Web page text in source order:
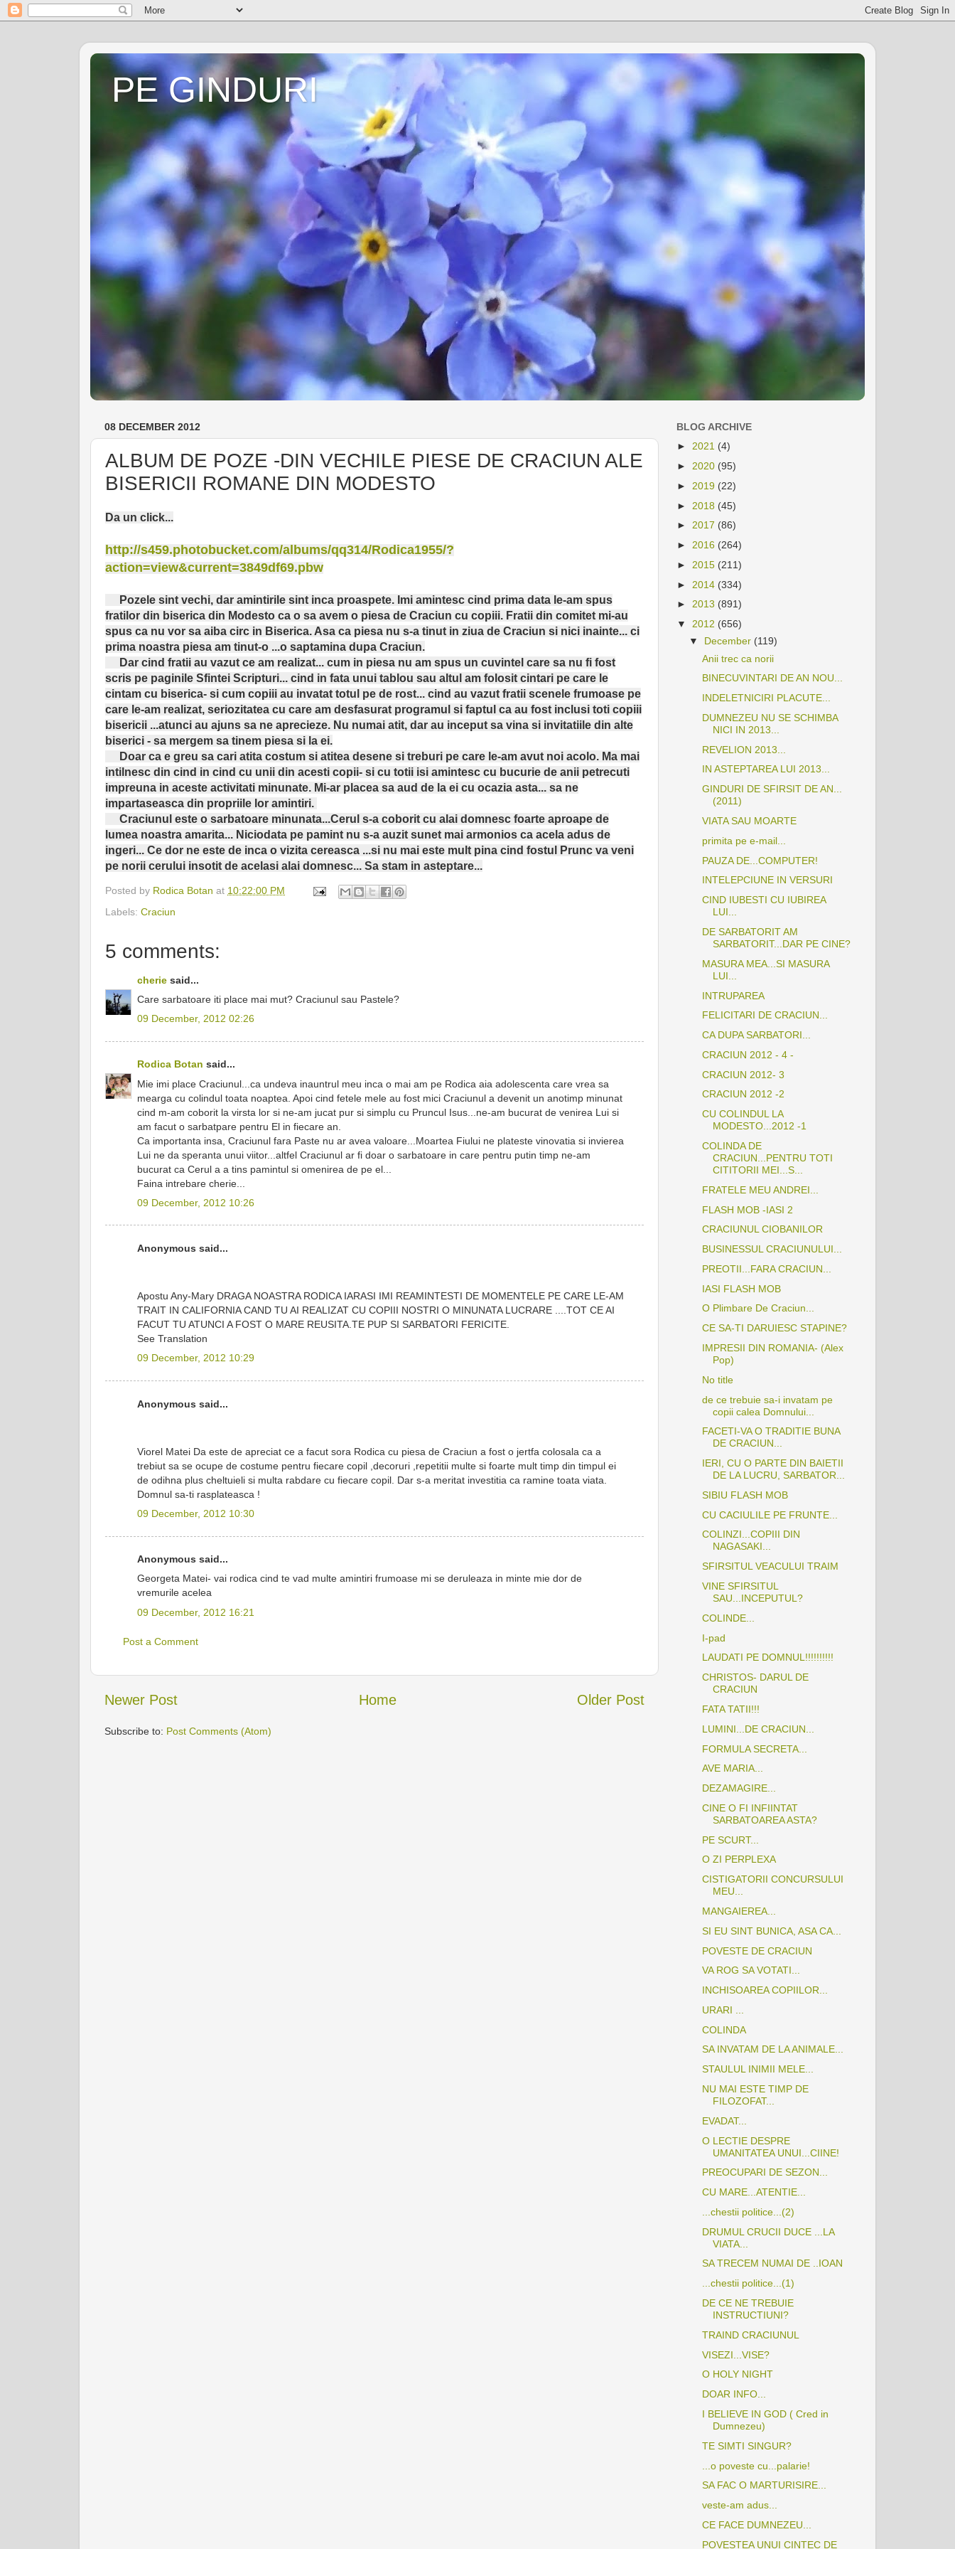
PE GINDURI
08 DECEMBER 2012
ALBUM DE POZE -DIN VECHILE PIESE DE CRACIUN ALE
BISERICII ROMANE DIN MODESTO
Da un click...
http://s459.photobucket.com/albums/qq314/Rodica1955/?
action=view&current=3849df69.pbw
Pozele sint vechi, dar amintirile sint inca proaspete. Imi amintesc cind prima data le-am spus
fratilor din biserica din Modesto ca o sa avem o piesa de Craciun cu copiii. Fratii din comitet mi-au
spus ca nu vor sa aiba circ in Biserica. Asa ca piesa nu s-a tinut in ziua de Craciun si nici inainte... ci
prima noastra piesa am tinut-o ...o saptamina dupa Craciun.
Dar cind fratii au vazut ce am realizat... cum in piesa nu am spus un cuvintel care sa nu fi fost
scris pe paginile Sfintei Scripturi... cind in fata unui tablou sau altul am folosit cintari pe care le
cintam cu biserica- si cum copiii au invatat totul pe de rost... cind au vazut fratii scenele frumoase pe
care le-am realizat, seriozitatea cu care am desfasurat programul si faptul ca au fost inclusi toti copiii
bisericii ...atunci au ajuns sa ne aprecieze. Nu numai atit, dar au inceput sa vina si invitatiile din alte
biserici - sa mergem sa tinem piesa si la ei.
Doar ca e greu sa cari atita costum si atitea desene si treburi pe care le-am avut noi acolo. Ma mai
intilnesc din cind in cind cu unii din acesti copii- si cu totii isi amintesc cu bucurie de anii petrecuti
impreuna in aceste activitati minunate. Mi-ar placea sa aud de la ei cu ocazia asta... sa ne
impartaseasca din propriile lor amintiri.
Craciunul este o sarbatoare minunata...Cerul s-a coborit cu alai domnesc foarte aproape de
lumea noastra amarita... Niciodata pe pamint nu s-a auzit sunet mai armonios ca acela adus de
ingeri... Ce dor ne este de inca o vizita cereasca ...si nu mai este mult pina cind fostul Prunc va veni
pe norii cerului insotit de acelasi alai domnesc... Sa stam in asteptare...
Posted by Rodica Botan at 10:22:00 PM
Labels: Craciun
5 comments:
cherie said...
Care sarbatoare iti place mai mut? Craciunul sau Pastele?
09 December, 2012 02:26
Rodica Botan said...
Mie imi place Craciunul...ca undeva inauntrul meu inca o mai am pe Rodica aia adolescenta care vrea sa
mearga cu colindul toata noaptea. Apoi cind fetele mele au fost mici Craciunul a devenit un anotimp minunat
cind m-am coborit la virsta lor si ne-am jucat pur si simplu cu Pruncul Isus...ne-am bucurat de venirea Lui si
am facut o sarbatpare pentru El in fiecare an.
Ca importanta insa, Craciunul fara Paste nu ar avea valoare...Moartea Fiului ne plateste vinovatia si invierea
Lui ne da speranta unui viitor...altfel Craciunul ar fi doar o sarbatoare in care pentru putin timp ne-am
bucurat ca Cerul a a tins pamintul si omenirea de pe el...
Faina intrebare cherie...
09 December, 2012 10:26
Anonymous said...
Apostu Any-Mary DRAGA NOASTRA RODICA IARASI IMI REAMINTESTI DE MOMENTELE PE CARE LE-AM
TRAIT IN CALIFORNIA CAND TU AI REALIZAT CU COPIII NOSTRI O MINUNATA LUCRARE ....TOT CE AI
FACUT TU ATUNCI A FOST O MARE REUSITA.TE PUP SI SARBATORI FERICITE.
See Translation
09 December, 2012 10:29
Anonymous said...
Viorel Matei Da este de apreciat ce a facut sora Rodica cu piesa de Craciun a fost o jertfa colosala ca a
trebiut sa se ocupe de costume pentru fiecare copil ,decoruri ,repetitii multe si foarte mult timp din timpul ei
de odihna plus cheltuieli si multa rabdare cu fiecare copil. Dar s-a meritat investitia ca ramine toata viata.
Domnul sa-ti rasplateasca !
09 December, 2012 10:30
Anonymous said...
Georgeta Matei- vai rodica cind te vad multe amintiri frumoase mi se deruleaza in minte mie dor de
vremurile acelea
09 December, 2012 16:21
Post a Comment
Newer Post Older Post
Home
Subscribe to: Post Comments (Atom)
BLOG ARCHIVE
► 2021 (4)
► 2020 (95)
► 2019 (22)
► 2018 (45)
► 2017 (86)
► 2016 (264)
► 2015 (211)
► 2014 (334)
► 2013 (891)
▼ 2012 (656)
▼ December (119)
Anii trec ca norii
BINECUVINTARI DE AN NOU...
INDELETNICIRI PLACUTE...
DUMNEZEU NU SE SCHIMBA
NICI IN 2013...
REVELION 2013...
IN ASTEPTAREA LUI 2013...
GINDURI DE SFIRSIT DE AN...
(2011)
VIATA SAU MOARTE
primita pe e-mail...
PAUZA DE...COMPUTER!
INTELEPCIUNE IN VERSURI
CIND IUBESTI CU IUBIREA
LUI...
DE SARBATORIT AM
SARBATORIT...DAR PE CINE?
MASURA MEA...SI MASURA
LUI...
INTRUPAREA
FELICITARI DE CRACIUN...
CA DUPA SARBATORI...
CRACIUN 2012 - 4 -
CRACIUN 2012- 3
CRACIUN 2012 -2
CU COLINDUL LA
MODESTO...2012 -1
COLINDA DE
CRACIUN...PENTRU TOTI
CITITORII MEI...S...
FRATELE MEU ANDREI...
FLASH MOB -IASI 2
CRACIUNUL CIOBANILOR
BUSINESSUL CRACIUNULUI...
PREOTII...FARA CRACIUN...
IASI FLASH MOB
O Plimbare De Craciun...
CE SA-TI DARUIESC STAPINE?
IMPRESII DIN ROMANIA- (Alex
Pop)
No title
de ce trebuie sa-i invatam pe
copii calea Domnului...
FACETI-VA O TRADITIE BUNA
DE CRACIUN...
IERI, CU O PARTE DIN BAIETII
DE LA LUCRU, SARBATOR...
SIBIU FLASH MOB
CU CACIULILE PE FRUNTE...
COLINZI...COPIII DIN
NAGASAKI...
SFIRSITUL VEACULUI TRAIM
VINE SFIRSITUL
SAU...INCEPUTUL?
COLINDE...
I-pad
LAUDATI PE DOMNUL!!!!!!!!!!
CHRISTOS- DARUL DE
CRACIUN
FATA TATII!!!
LUMINI...DE CRACIUN...
FORMULA SECRETA...
AVE MARIA...
DEZAMAGIRE...
CINE O FI INFIINTAT
SARBATOAREA ASTA?
PE SCURT...
O ZI PERPLEXA
CISTIGATORII CONCURSULUI
MEU...
MANGAIEREA...
SI EU SINT BUNICA, ASA CA...
POVESTE DE CRACIUN
VA ROG SA VOTATI...
INCHISOAREA COPIILOR...
URARI ...
COLINDA
SA INVATAM DE LA ANIMALE...
STAULUL INIMII MELE...
NU MAI ESTE TIMP DE
FILOZOFAT...
EVADAT...
O LECTIE DESPRE
UMANITATEA UNUI...CIINE!
PREOCUPARI DE SEZON...
CU MARE...ATENTIE...
...chestii politice...(2)
DRUMUL CRUCII DUCE ...LA
VIATA...
SA TRECEM NUMAI DE ..IOAN
...chestii politice...(1)
DE CE NE TREBUIE
INSTRUCTIUNI?
TRAIND CRACIUNUL
VISEZI...VISE?
O HOLY NIGHT
DOAR INFO...
I BELIEVE IN GOD ( Cred in
Dumnezeu)
TE SIMTI SINGUR?
...o poveste cu...palarie!
SA FAC O MARTURISIRE...
veste-am adus...
CE FACE DUMNEZEU...
POVESTEA UNUI CINTEC DE